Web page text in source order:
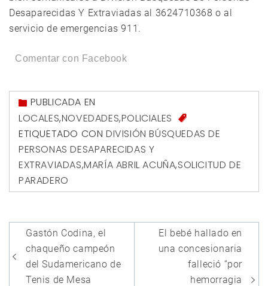
Desaparecidas Y Extraviadas al 3624710368 o al
servicio de emergencias 911.
Comentar con Facebook
PUBLICADA EN
LOCALES,NOVEDADES,POLICIALES
ETIQUETADO CON DIVISIÓN BÚSQUEDAS DE
PERSONAS DESAPARECIDAS Y
EXTRAVIADAS,MARÍA ABRIL ACUÑA,SOLICITUD DE
PARADERO
Navegación
de
entradas
Gastón Codina, el
chaqueño campeón
del Sudamericano de
Tenis de Mesa
El bebé hallado en
una concesionaria
falleció “por
hemorragia